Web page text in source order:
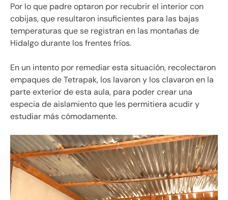
Por lo que padre optaron por recubrir el interior con
cobijas, que resultaron insuficientes para las bajas
temperaturas que se registran en las montañas de
Hidalgo durante los frentes fríos.
En un intento por remediar esta situación, recolectaron
empaques de Tetrapak, los lavaron y los clavaron en la
parte exterior de esta aula, para poder crear una
especia de aislamiento que les permitiera acudir y
estudiar más cómodamente.